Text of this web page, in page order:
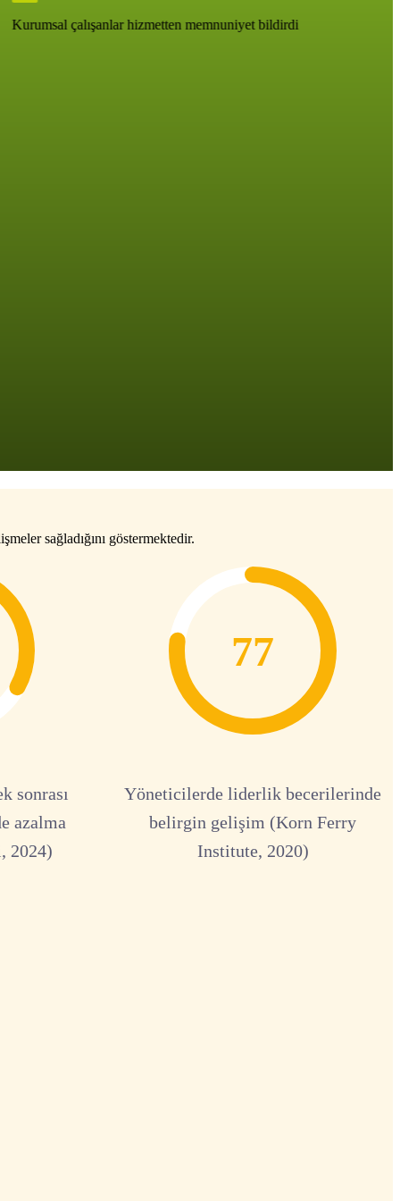
Kurumsal çalışanlar hizmetten memnuniyet bildirdi
sağladığını göstermektedir.
sonrası
azalma
2024)
77
Yöneticilerde liderlik becerilerinde
belirgin gelişim (Korn Ferry
Institute, 2020)